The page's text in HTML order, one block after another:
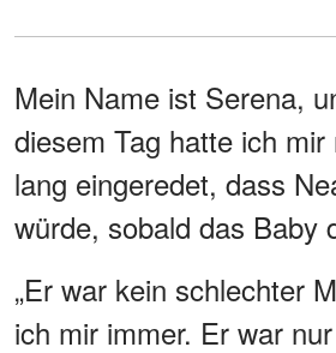
Mein Name ist Serena,
diesem Tag hatte ich
lang eingeredet, dass
würde, sobald das Baby
„Er war kein schlechter
ich mir immer. Er war